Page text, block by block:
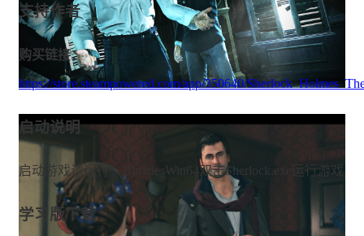
支持作者
购买链接：
https://store.steampowered.com/app/350640/
启动说明
启动游戏请运行：BinariesWin64双击Sherlock.exe运行游戏
学习版下载